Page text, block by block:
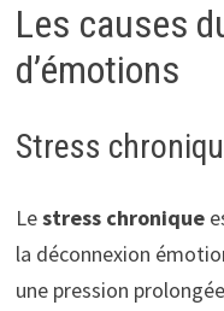
Les causes
d’émotions
Stress
Lestress chronique
la déconnexion
une pression